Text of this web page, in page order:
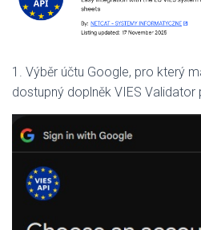
1. Výběr účtu Google, pro který
dostupný doplněk VIES